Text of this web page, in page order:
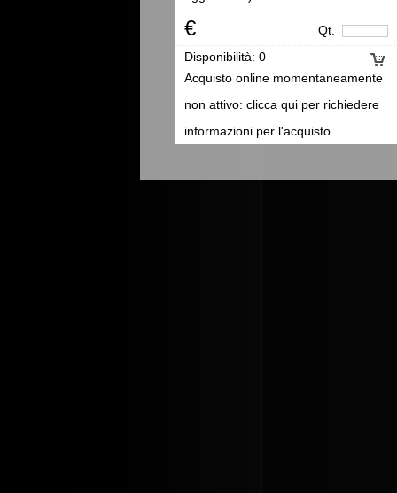
€ Qt.
Acquisto online momentaneamente
non attivo: clicca qui per richiedere
informazioni per l'acquisto
Disponibilità: 0